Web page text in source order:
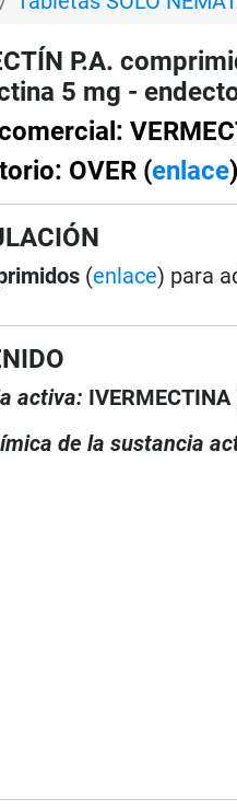
P.A.
5 mg -
OVER (enlace)
(enlace) para
activa: IVERMECTINA
de la sustancia